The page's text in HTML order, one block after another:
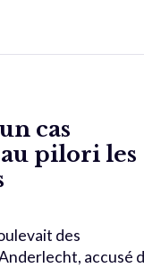
cas
pilori les
des
accusé